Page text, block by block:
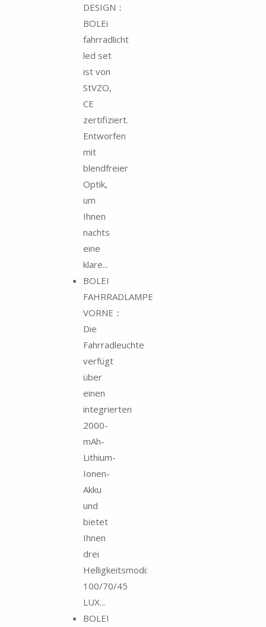
DESIGN：
BOLEi
fahrradlicht
led set
ist von
StVZO,
CE
zertifiziert.
Entworfen
mit
blendfreier
Optik,
um
Ihnen
nachts
eine
klare...
BOLEI
FAHRRADLAMPE
VORNE：
Die
Fahrradleuchte
verfügt
über
einen
integrierten
2000-
mAh-
Lithium-
Ionen-
Akku
und
bietet
Ihnen
drei
Helligkeitsmodi:
100/70/45
LUX...
BOLEI